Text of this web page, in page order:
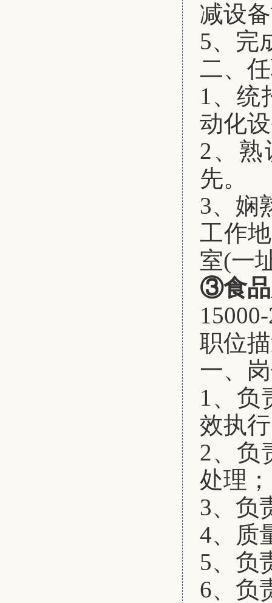
减设
5、 完
二、
1、统
动化
2、 熟
先。
3、娴
工作
室(一
③食品
职位
一、
1、 负
效执
2、 负
处理；
3、 负
4、
质
5、 负
6、 负